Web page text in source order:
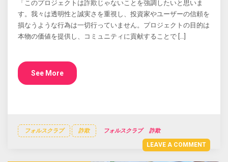
「このプロジェクトは詐欺じゃないことを強調したいと思いま
す。我々は透明性と誠実さを重視し、投資家やユーザーの信頼を
損なうような行為は一切行っていません。プロジェクトの目的は
本物の価値を提供し、コミュニティに貢献することで […]
See More
フォルスクラブ 詐欺 フォルスクラブ 詐欺
LEAVE A COMMENT